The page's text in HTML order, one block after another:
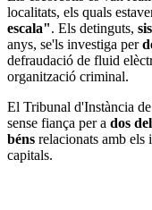
localitats, els quals
escala". Els detinguts,
anys, se'ls investiga per
defraudació de fluid
organització criminal.
El Tribunal d'Instància
sense fiança per a dos
béns relacionats amb els
capitals.